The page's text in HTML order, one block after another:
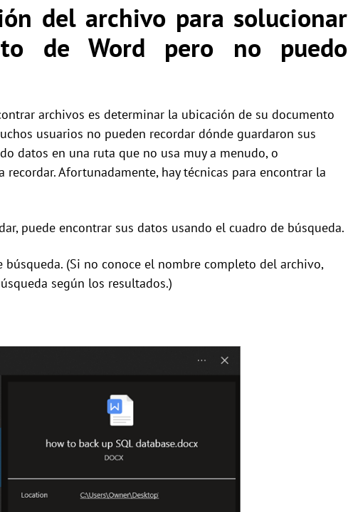
del archivo para solucionar
de Word pero no puedo
archivos es determinar la ubicación de su documento
usuarios no pueden recordar dónde guardaron sus
datos en una ruta que no usa muy a menudo, o
Afortunadamente, hay técnicas para encontrar la
puede encontrar sus datos usando el cuadro de búsqueda.
(Si no conoce el nombre completo del archivo,
según los resultados.)